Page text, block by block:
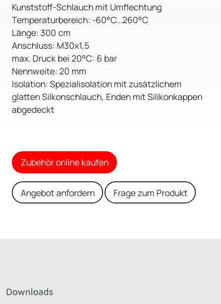
Kunststoff-Schlauch mit Umflechtung
Temperaturbereich: -60°C...260°C
Länge: 300 cm
Anschluss: M30x1,5
max. Druck bei 20°C: 6 bar
Nennweite: 20 mm
Isolation: Spezialisolation mit zusätzlichem
glatten Silkonschlauch, Enden mit Silikonkappen
abgedeckt
Zubehör online kaufen
Angebot anfordern Frage zum Produkt
Downloads